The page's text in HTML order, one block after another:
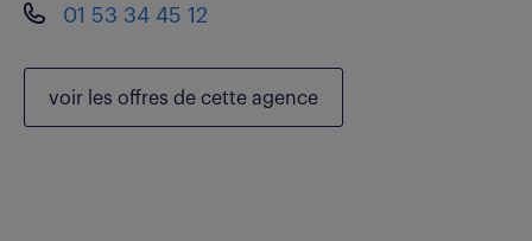
01 53 34 45 12
voir les offres de cette agence